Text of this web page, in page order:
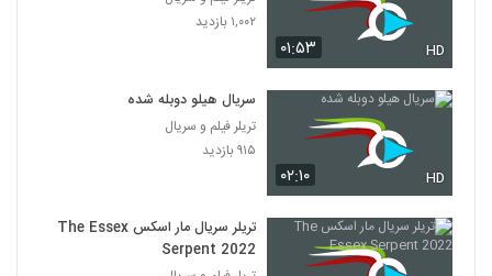
۰۱:۵۳ HD
۱,۰۰۲ بازدید
۰۲:۱۰ HD
سریال هیلو دوبله شده
تریلر فیلم و سریال
۹۱۵ بازدید
تریلر سریال مار اسکس The Essex
Serpent 2022